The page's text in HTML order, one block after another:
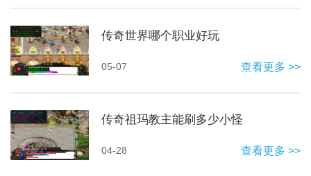
传奇世界哪个职业好玩
05-07 查看更多 >>
传奇祖玛教主能刷多少小怪
04-28 查看更多 >>